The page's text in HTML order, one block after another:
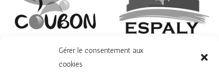
Gérer le consentement aux
cookies
Coubon